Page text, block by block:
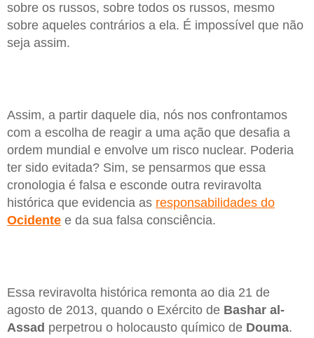
sobre os russos, sobre todos os russos, mesmo
sobre aqueles contrários a ela. É impossível que não
seja assim.
Assim, a partir daquele dia, nós nos confrontamos
com a escolha de reagir a uma ação que desafia a
ordem mundial e envolve um risco nuclear. Poderia
ter sido evitada? Sim, se pensarmos que essa
cronologia é falsa e esconde outra reviravolta
histórica que evidencia as responsabilidades do
Ocidente e da sua falsa consciência.
Essa reviravolta histórica remonta ao dia 21 de
agosto de 2013, quando o Exército de Bashar al-
Assad perpetrou o holocausto químico de Douma.